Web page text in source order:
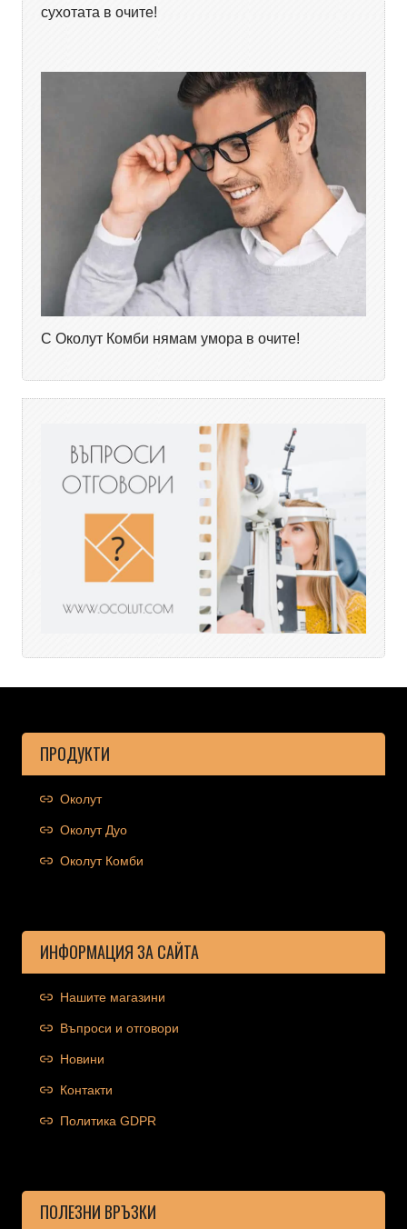
сухотата в очите!
С Околут Комби нямам умора в очите!
ПРОДУКТИ
Околут
Околут Дуо
Околут Комби
ИНФОРМАЦИЯ ЗА САЙТА
Нашите магазини
Въпроси и отговори
Новини
Контакти
Политика GDPR
ПОЛЕЗНИ ВРЪЗКИ